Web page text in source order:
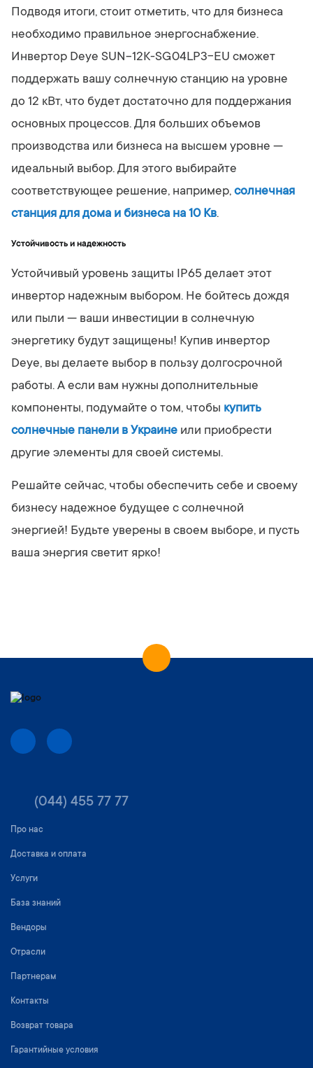
Подводя итоги, стоит отметить, что для бизнеса
необходимо правильное энергоснабжение.
Инвертор Deye SUN-12K-SG04LP3-EU сможет
поддержать вашу солнечную станцию на уровне
до 12 кВт, что будет достаточно для поддержания
основных процессов. Для больших объемов
производства или бизнеса на высшем уровне —
идеальный выбор. Для этого выбирайте
соответствующее решение, например, солнечная
станция для дома и бизнеса на 10 Кв.
Устойчивость и надежность
Устойчивый уровень защиты IP65 делает этот
инвертор надежным выбором. Не бойтесь дождя
или пыли — ваши инвестиции в солнечную
энергетику будут защищены! Купив инвертор
Deye, вы делаете выбор в пользу долгосрочной
работы. А если вам нужны дополнительные
компоненты, подумайте о том, чтобы купить
солнечные панели в Украине или приобрести
другие элементы для своей системы.
Решайте сейчас, чтобы обеспечить себе и своему
бизнесу надежное будущее с солнечной
энергией! Будьте уверены в своем выборе, и пусть
ваша энергия светит ярко!
(044) 455 77 77
Про нас
Доставка и оплата
Услуги
База знаний
Вендоры
Отрасли
Партнерам
Контакты
Возврат товара
Гарантийные условия